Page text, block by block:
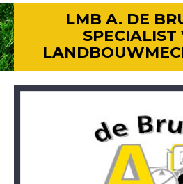
LMB A. DE
SPECIALIST